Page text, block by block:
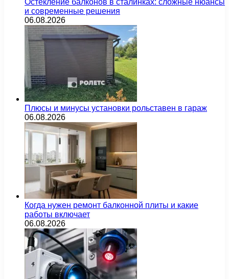
Остекление балконов в сталинках: сложные нюансы
и современные решения
06.08.2026
Плюсы и минусы установки рольставен в гараж
06.08.2026
Когда нужен ремонт балконной плиты и какие
работы включает
06.08.2026